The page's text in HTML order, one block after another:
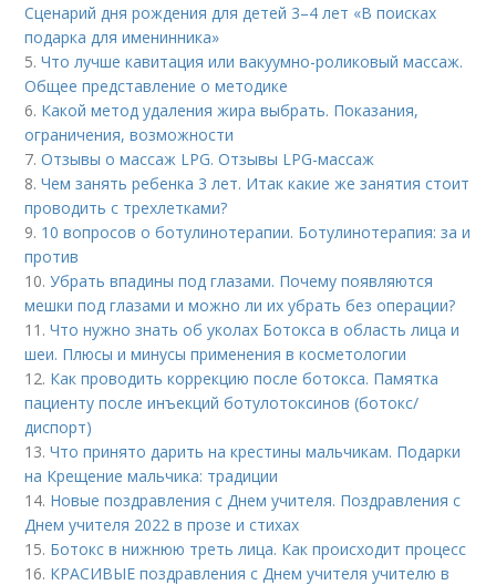
Сценарий дня рождения для детей 3–4 лет «В поисках
подарка для именинника»
5.Что лучше кавитация или вакуумно-роликовый массаж.
Общее представление о методике
6. Какой метод удаления жира выбрать. Показания,
ограничения, возможности
7.Отзывы о массаж LPG. Отзывы LPG-массаж
8.Чем занять ребенка 3 лет. Итак какие же занятия стоит
проводить с трехлетками?
9. 10 вопросов о ботулинотерапии. Ботулинотерапия: за и
против
10.Убрать впадины под глазами. Почему появляются
мешки под глазами и можно ли их убрать без операции?
11.Что нужно знать об уколах Ботокса в область лица и
шеи. Плюсы и минусы применения в косметологии
12. Как проводить коррекцию после ботокса. Памятка
пациенту после инъекций ботулотоксинов (ботокс/
диспорт)
13.Что принято дарить на крестины мальчикам. Подарки
на Крещение мальчика: традиции
14. Новые поздравления с Днем учителя. Поздравления с
Днем учителя 2022 в прозе и стихах
15. Ботокс в нижнюю треть лица. Как происходит процесс
16. КРАСИВЫЕ поздравления с Днем учителя учителю в